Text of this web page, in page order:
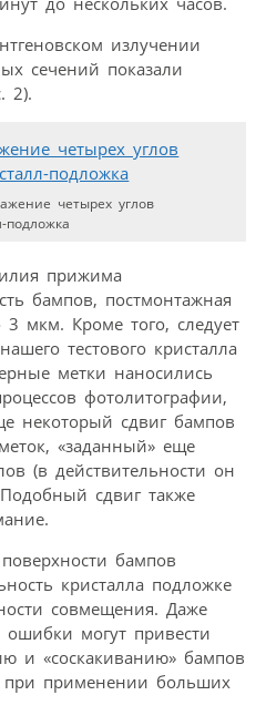
излучении
сечений показали
2).
четырех углов
подложка
прижима
бампов, постмонтажная
3 мкм. Кроме того, следует
тестового кристалла
метки наносились
фотолитографии,
некоторый сдвиг бампов
«заданный» еще
(в действительности он
сдвиг также
бампов
кристалла подложке
совмещения. Даже
ошибки могут привести
и «соскакиванию» бампов
при применении больших